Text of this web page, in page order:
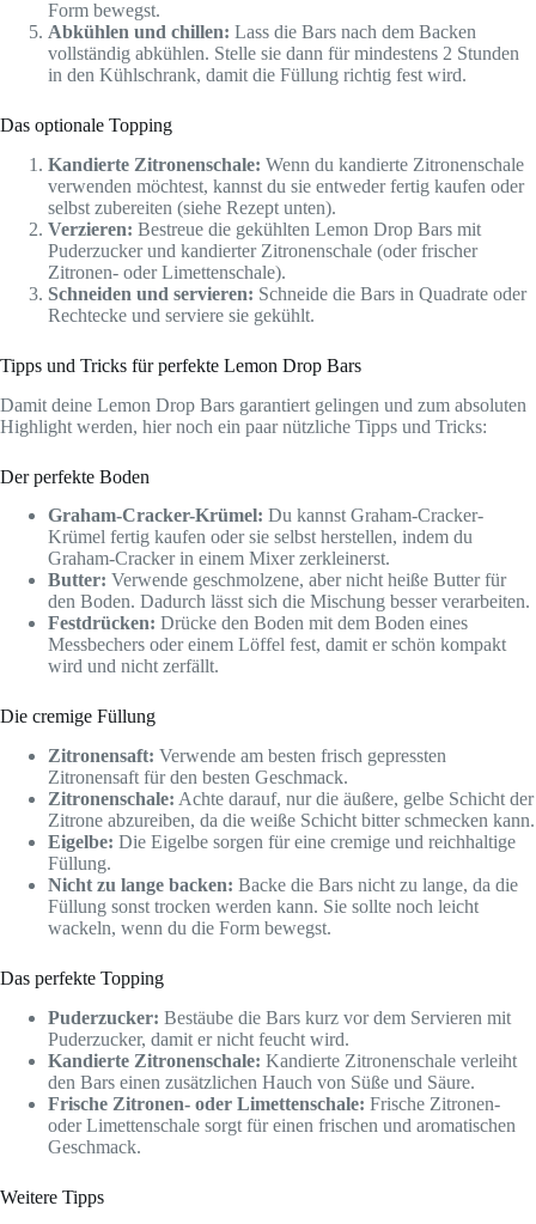
Form bewegst.
Abkühlen und chillen: Lass die Bars nach dem Backen
vollständig abkühlen. Stelle sie dann für mindestens 2 Stunden
in den Kühlschrank, damit die Füllung richtig fest wird.
Das optionale Topping
Kandierte Zitronenschale: Wenn du kandierte Zitronenschale
verwenden möchtest, kannst du sie entweder fertig kaufen oder
selbst zubereiten (siehe Rezept unten).
Verzieren: Bestreue die gekühlten Lemon Drop Bars mit
Puderzucker und kandierter Zitronenschale (oder frischer
Zitronen- oder Limettenschale).
Schneiden und servieren: Schneide die Bars in Quadrate oder
Rechtecke und serviere sie gekühlt.
Tipps und Tricks für perfekte Lemon Drop Bars
Damit deine Lemon Drop Bars garantiert gelingen und zum absoluten
Highlight werden, hier noch ein paar nützliche Tipps und Tricks:
Der perfekte Boden
Graham-Cracker-Krümel: Du kannst Graham-Cracker-
Krümel fertig kaufen oder sie selbst herstellen, indem du
Graham-Cracker in einem Mixer zerkleinerst.
Butter: Verwende geschmolzene, aber nicht heiße Butter für
den Boden. Dadurch lässt sich die Mischung besser verarbeiten.
Festdrücken: Drücke den Boden mit dem Boden eines
Messbechers oder einem Löffel fest, damit er schön kompakt
wird und nicht zerfällt.
Die cremige Füllung
Zitronensaft: Verwende am besten frisch gepressten
Zitronensaft für den besten Geschmack.
Zitronenschale: Achte darauf, nur die äußere, gelbe Schicht der
Zitrone abzureiben, da die weiße Schicht bitter schmecken kann.
Eigelbe: Die Eigelbe sorgen für eine cremige und reichhaltige
Füllung.
Nicht zu lange backen: Backe die Bars nicht zu lange, da die
Füllung sonst trocken werden kann. Sie sollte noch leicht
wackeln, wenn du die Form bewegst.
Das perfekte Topping
Puderzucker: Bestäube die Bars kurz vor dem Servieren mit
Puderzucker, damit er nicht feucht wird.
Kandierte Zitronenschale: Kandierte Zitronenschale verleiht
den Bars einen zusätzlichen Hauch von Süße und Säure.
Frische Zitronen- oder Limettenschale: Frische Zitronen-
oder Limettenschale sorgt für einen frischen und aromatischen
Geschmack.
Weitere Tipps